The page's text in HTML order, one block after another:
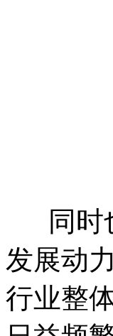
同时
发展动
行业整